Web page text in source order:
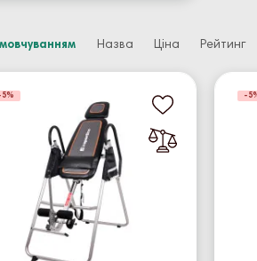
Назва Ціна Рейтинг
5% -